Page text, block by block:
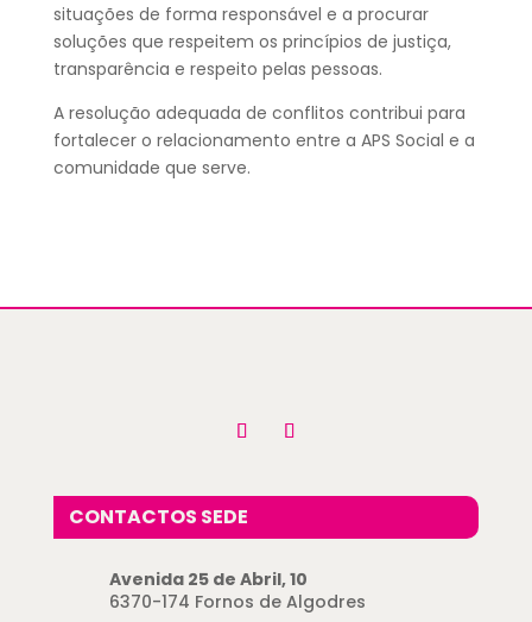
situações de forma responsável e a procurar
soluções que respeitem os princípios de justiça,
transparência e respeito pelas pessoas.
A resolução adequada de conflitos contribui para
fortalecer o relacionamento entre a APS Social e a
comunidade que serve.
CONTACTOS SEDE
Avenida 25 de Abril, 10
6370-174 Fornos de Algodres